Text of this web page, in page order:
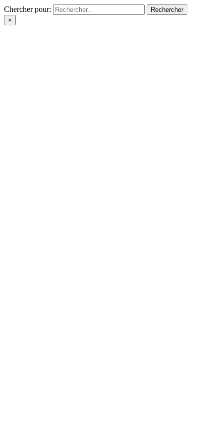
Chercher pour:
×